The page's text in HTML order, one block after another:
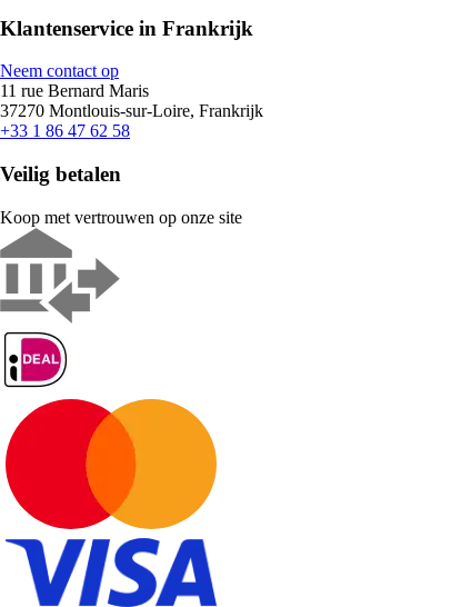
Klantenservice in Frankrijk
Neem contact op
11 rue Bernard Maris
37270 Montlouis-sur-Loire, Frankrijk
+33 1 86 47 62 58
Veilig betalen
Koop met vertrouwen op onze site